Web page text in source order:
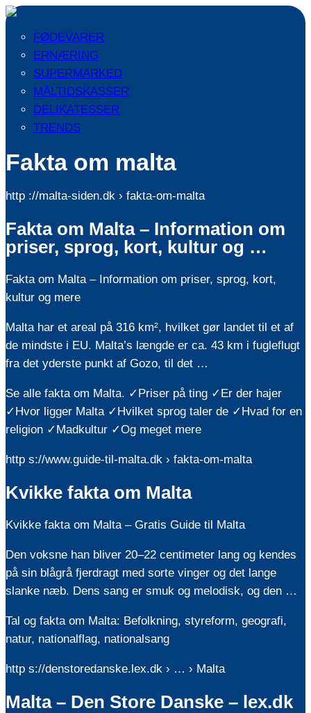
FØDEVARER
ERNÆRING
SUPERMARKED
MÅLTIDSKASSER
DELIKATESSER
TRENDS
Fakta om malta
http ://malta-siden.dk › fakta-om-malta
Fakta om Malta – Information om
priser, sprog, kort, kultur og …
Fakta om Malta – Information om priser, sprog, kort,
kultur og mere
Malta har et areal på 316 km², hvilket gør landet til et af
de mindste i EU. Malta’s længde er ca. 43 km i fugleflugt
fra det yderste punkt af Gozo, til det …
Se alle fakta om Malta. ✓Priser på ting ✓Er der hajer
✓Hvor ligger Malta ✓Hvilket sprog taler de ✓Hvad for en
religion ✓Madkultur ✓Og meget mere
http s://www.guide-til-malta.dk › fakta-om-malta
Kvikke fakta om Malta
Kvikke fakta om Malta – Gratis Guide til Malta
Den voksne han bliver 20–22 centimeter lang og kendes
på sin blågrå fjerdragt med sorte vinger og det lange
slanke næb. Dens sang er smuk og melodisk, og den …
Tal og fakta om Malta: Befolkning, styreform, geografi,
natur, nationalflag, nationalsang
http s://denstoredanske.lex.dk › … › Malta
Malta – Den Store Danske – lex.dk